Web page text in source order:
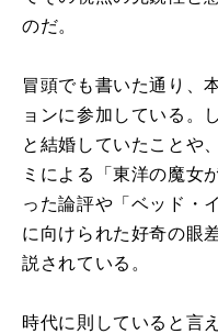
のだ。
冒頭でも書いた通り、
ョンに参加している。
と結婚していたことや
ミによる「東洋の魔女
った論評や「ベッド・
に向けられた好奇の眼
説されている。
時代に則していると言